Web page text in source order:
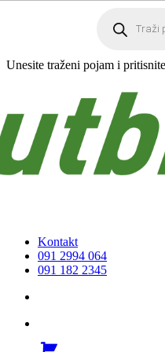
search
Unesite traženi pojam i
Kontakt
091 2994 064
091 182 2345